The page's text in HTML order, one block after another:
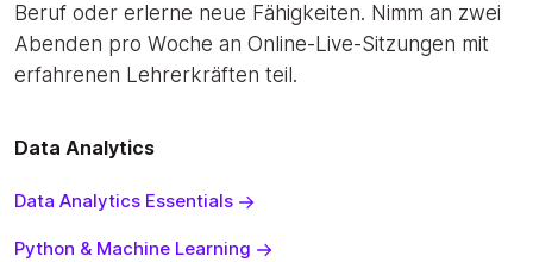
Beruf oder erlerne neue Fähigkeiten. Nimm an zwei
Abenden pro Woche an Online-Live-Sitzungen mit
erfahrenen Lehrerkräften teil.
Data Analytics
Data Analytics Essentials
Python & Machine Learning